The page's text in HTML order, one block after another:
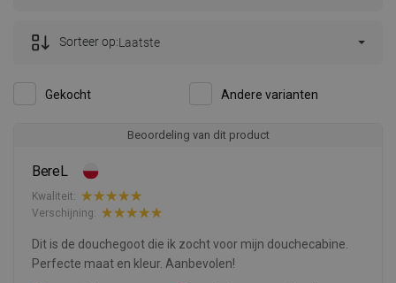
Gekocht Andere varianten
Sorteer op:Laatste
Beoordeling van dit product
BereL
Kwaliteit:
Verschijning:
Dit is de douchegoot die ik zocht voor mijn douchecabine.
Perfecte maat en kleur. Aanbevolen!